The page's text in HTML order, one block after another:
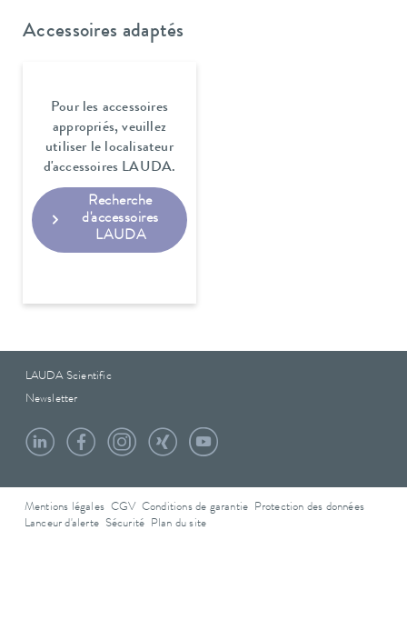
Accessoires adaptés
Pour les accessoires
appropriés, veuillez
utiliser le localisateur
d'accessoires LAUDA.
Recherche
d'accessoires
LAUDA
LAUDA Scientific
Newsletter
Mentions légales CGV Conditions de garantie
Protection des données
Lanceur d'alerte Sécurité Plan du site